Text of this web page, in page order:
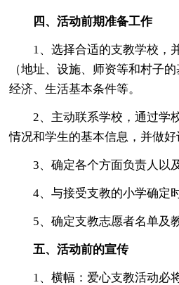
四、活动前期准备工作
1、选择合适的支教学校，
（地址、设施、师资等和村子
经济、生活基本条件等。
2、主动联系学校，通过学
情况和学生的基本信息，并做好
3、确定各个方面负责人以及
4、与接受支教的小学确定时
5、确定支教志愿者名单及教
五、活动前的宣传
1、横幅：爱心支教活动必